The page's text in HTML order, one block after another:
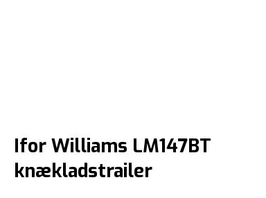
Ifor Williams LM147BT
knækladstrailer